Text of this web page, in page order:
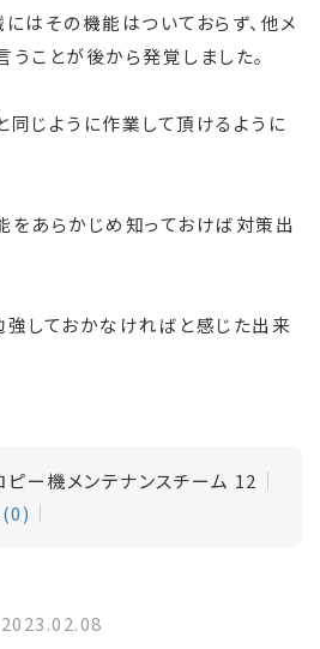
はその機能はついておらず、他メ
ことが後から発覚しました。
じように作業して頂けるように
をあらかじめ知っておけば対策出
しておかなければと感じた出来
ー機メンテナンスチーム 12
(0)
2023.02.08